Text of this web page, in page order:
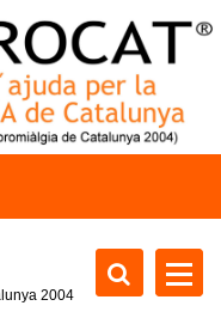
2004